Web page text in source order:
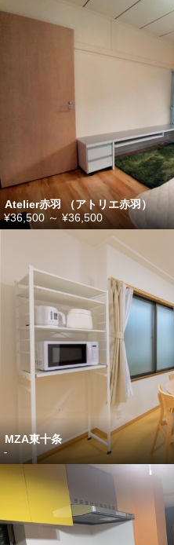
Atelier赤羽 （アトリエ赤羽）
¥36,500 ～ ¥36,500
MZA東十条
-